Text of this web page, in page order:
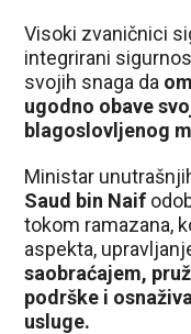
Visoki zvaničnici
integrirani
svojih snaga da
ugodno obave
blagoslovljenog
Ministar
Saud bin Naif
tokom ramazana,
aspekta,
saobraćajem,
podrške i
usluge.